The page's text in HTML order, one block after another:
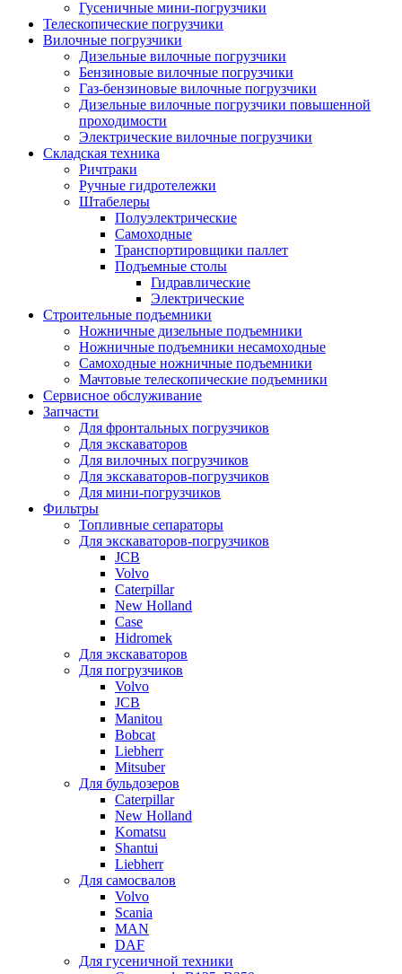
Гусеничные мини-погрузчики
Телескопические погрузчики
Вилочные погрузчики
Дизельные вилочные погрузчики
Бензиновые вилочные погрузчики
Газ-бензиновые вилочные погрузчики
Дизельные вилочные погрузчики повышенной
проходимости
Электрические вилочные погрузчики
Складская техника
Ричтраки
Ручные гидротележки
Штабелеры
Полуэлектрические
Самоходные
Транспортировщики паллет
Подъемные столы
Гидравлические
Электрические
Строительные подъемники
Ножничные дизельные подъемники
Ножничные подъемники несамоходные
Самоходные ножничные подъемники
Мачтовые телескопические подъемники
Сервисное обслуживание
Запчасти
Для фронтальных погрузчиков
Для экскаваторов
Для вилочных погрузчиков
Для экскаваторов-погрузчиков
Для мини-погрузчиков
Фильтры
Топливные сепараторы
Для экскаваторов-погрузчиков
JCB
Volvo
Caterpillar
New Holland
Case
Hidromek
Для экскаваторов
Для погрузчиков
Volvo
JCB
Manitou
Bobcat
Liebherr
Mitsuber
Для бульдозеров
Caterpillar
New Holland
Komatsu
Shantui
Liebherr
Для самосвалов
Volvo
Scania
MAN
DAF
Для гусеничной техники